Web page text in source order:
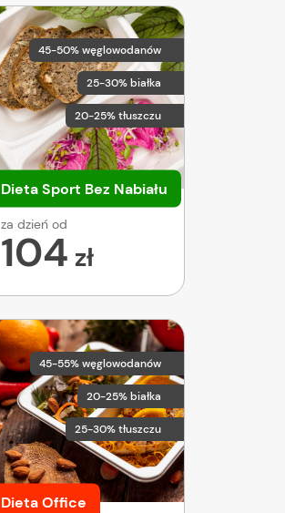
45-50% węglowodanów
25-30% białka
20-25% tłuszczu
Dieta Sport Bez Nabiału
za dzień od
104 zł
45-55% węglowodanów
20-25% białka
25-30% tłuszczu
Dieta Office